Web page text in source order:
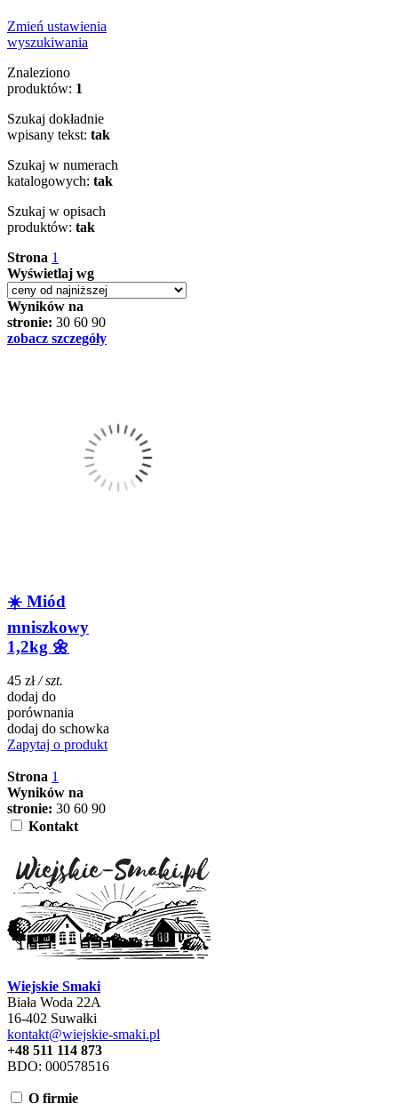
Zmień ustawienia
wyszukiwania
Znaleziono
produktów: 1
Szukaj dokładnie
wpisany tekst: tak
Szukaj w numerach
katalogowych: tak
Szukaj w opisach
produktów: tak
Strona 1
Wyświetlaj wg
Wyników na
stronie: 30 60 90
zobacz szczegóły
☀️ Miód
mniszkowy
1,2kg 🌼
45 zł / szt.
dodaj do
porównania
dodaj do schowka
Zapytaj o produkt
Strona 1
Wyników na
stronie: 30 60 90
Kontakt
Wiejskie Smaki
Biała Woda 22A
16-402 Suwałki
kontakt@wiejskie-smaki.pl
+48 511 114 873
BDO: 000578516
O firmie